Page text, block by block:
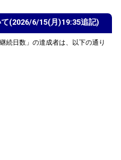
(2026/6/15(月)19:35追記)
続日数」の達成者は、以下の通り